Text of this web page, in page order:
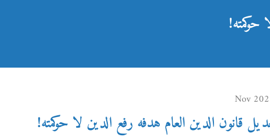
حوكمته!
قانون الدين العام هدفه رفع الدين لا حوكمته!